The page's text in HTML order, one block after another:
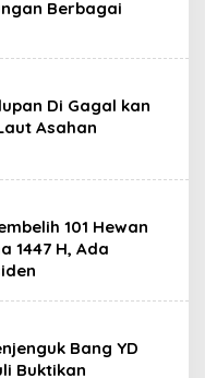
Berbagai
Di Gagal kan
Asahan
101 Hewan
1447 H, Ada
Bang YD
Buktikan